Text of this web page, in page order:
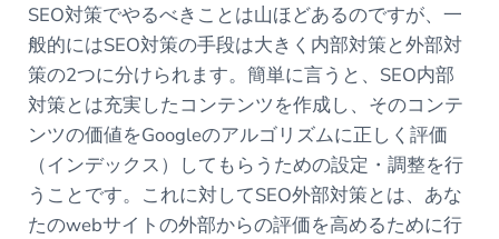
SEO対策でやるべきことは山ほどあるのですが、一
般的にはSEO対策の手段は大きく内部対策と外部対
策の2つに分けられます。簡単に言うと、SEO内部
対策とは充実したコンテンツを作成し、そのコンテ
ンツの価値をGoogleのアルゴリズムに正しく評価
（インデックス）してもらうための設定・調整を行
うことです。これに対してSEO外部対策とは、あな
たのwebサイトの外部からの評価を高めるために行